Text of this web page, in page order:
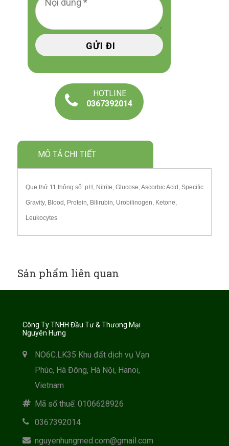
HOTLINE
0367392014
MÔ TẢ CHI TIẾT
Que thử 11 thông số: pH, Nitrite, Glucose, Ascorbic Acid, Specific
Gravity, Blood, Protein, Bilirubin, Urobilinogen, Ketone,
Leukocytes
Sản phẩm liên quan
Công Ty TNHH Đầu Tư & Thương Mại
Nguyên Hưng
NO6C.LK35 Khu đất dịch vụ Vạn
Phúc, Hà Đông, Hà Nội, Hanoi,
Vietnam
Mã số thuế: 0106628926
0367392014
nguyenhungmed.com@gmail.com